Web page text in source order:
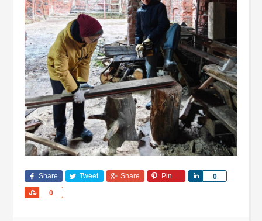
Share Tweet Share Pin 0
Share
0
Share